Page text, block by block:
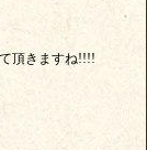
頂きますね!!!!